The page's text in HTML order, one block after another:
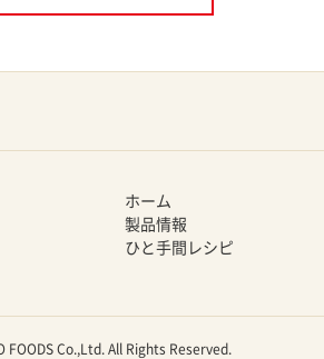
ホーム
製品情報
ひと手間レシピ
FOODS Co.,Ltd. All Rights Reserved.